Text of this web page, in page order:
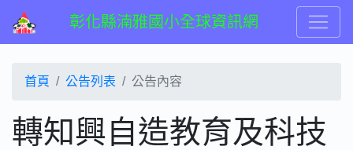
彰化縣湳雅國小全球資訊網
首頁 公告列表 公告內容
轉知興自造教育及科技